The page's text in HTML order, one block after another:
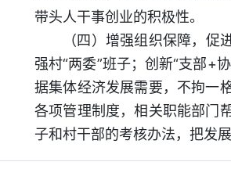
带头人干事创业的积极性。
（四）增强组织保障，
强村“两委”班子；创新“支部+
据集体经济发展需要，不拘一
各项管理制度，相关职能部门
子和村干部的考核办法，把发